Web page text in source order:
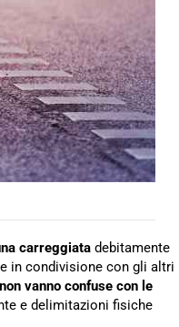
carreggiata debitamente
in condivisione con gli altri
non vanno confuse con le
e delimitazioni fisiche